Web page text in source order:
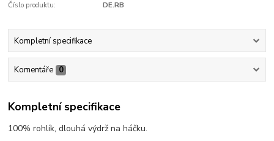
Číslo produktu: DE.RB
Kompletní specifikace
Komentáře 0
Kompletní specifikace
100% rohlík, dlouhá výdrž na háčku.